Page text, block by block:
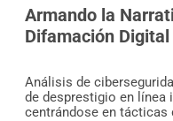
Armando la
Difamación
Análisis de
de desprestigio en línea
centrándose en tácticas